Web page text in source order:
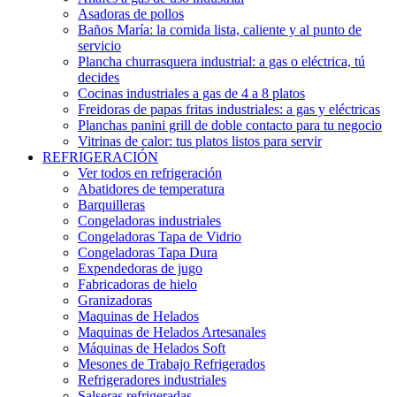
Asadoras de pollos
Baños María: la comida lista, caliente y al punto de
servicio
Plancha churrasquera industrial: a gas o eléctrica, tú
decides
Cocinas industriales a gas de 4 a 8 platos
Freidoras de papas fritas industriales: a gas y eléctricas
Planchas panini grill de doble contacto para tu negocio
Vitrinas de calor: tus platos listos para servir
REFRIGERACIÓN
Ver todos en refrigeración
Abatidores de temperatura
Barquilleras
Congeladoras industriales
Congeladoras Tapa de Vidrio
Congeladoras Tapa Dura
Expendedoras de jugo
Fabricadoras de hielo
Granizadoras
Maquinas de Helados
Maquinas de Helados Artesanales
Máquinas de Helados Soft
Mesones de Trabajo Refrigerados
Refrigeradores industriales